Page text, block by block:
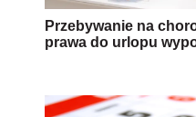
Przebywanie na
prawa do urlopu